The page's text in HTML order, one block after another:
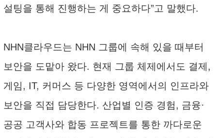
설팅을 통해 진행하는 게 중요하다”고 말했다.
NHN클라우드는 NHN 그룹에 속해 있을 때부터
보안을 도맡아 왔다. 현재 그룹 체제에서도 결제,
게임, IT, 커머스 등 다양한 영역에서의 인프라와
보안을 직접 담당한다. 산업별 인증 경험, 금융·
공공 고객사와 합동 프로젝트를 통한 까다로운